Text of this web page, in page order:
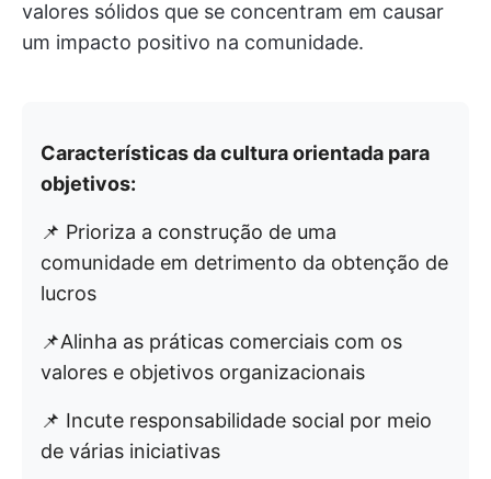
valores sólidos que se concentram em causar
um impacto positivo na comunidade.
Características da cultura orientada para
objetivos:
📌 Prioriza a construção de uma
comunidade em detrimento da obtenção de
lucros
📌Alinha as práticas comerciais com os
valores e objetivos organizacionais
📌 Incute responsabilidade social por meio
de várias iniciativas